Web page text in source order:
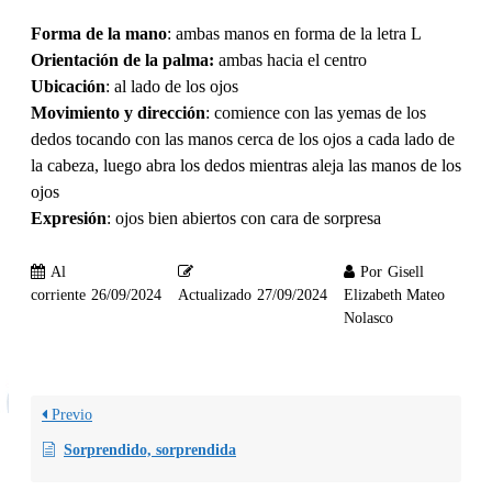
Forma de la mano: ambas manos en forma de la letra L
Orientación de la palma: ambas hacia el centro
Ubicación: al lado de los ojos
Movimiento y dirección: comience con las yemas de los
dedos tocando con las manos cerca de los ojos a cada lado de
la cabeza, luego abra los dedos mientras aleja las manos de los
ojos
Expresión: ojos bien abiertos con cara de sorpresa
Al
corriente 26/09/2024 Actualizado 27/09/2024
Por Gisell
Elizabeth Mateo
Nolasco
Previo
Sorprendido, sorprendida